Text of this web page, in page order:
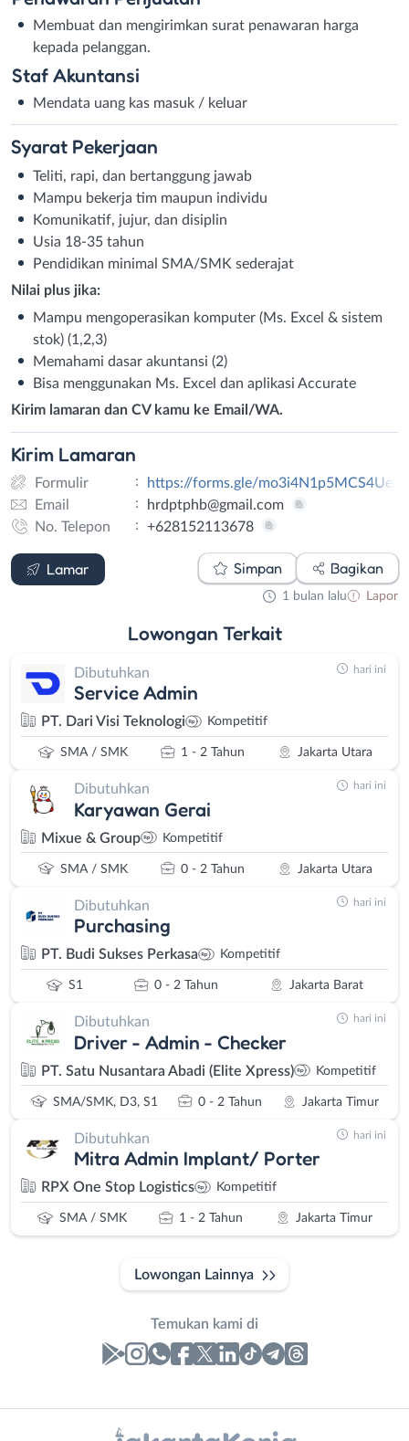
Membuat dan mengirimkan surat penawaran harga
kepada pelanggan.
Staf Akuntansi
Mendata uang kas masuk / keluar
Syarat Pekerjaan
Teliti, rapi, dan bertanggung jawab
Mampu bekerja tim maupun individu
Komunikatif, jujur, dan disiplin
Usia 18-35 tahun
Pendidikan minimal SMA/SMK sederajat
Nilai plus jika:
Mampu mengoperasikan komputer (Ms. Excel & sistem
stok) (1,2,3)
Memahami dasar akuntansi (2)
Bisa menggunakan Ms. Excel dan aplikasi Accurate
Kirim lamaran dan CV kamu ke Email/WA.
Kirim Lamaran
Formulir :
https://forms.gle/mo3i4N1p5MCS4Uep6
Email
:
hrdptphb@gmail.com
No. Telepon
: +628152113678
Lamar
Formulir WhatsApp
Simpan Bagikan
1 bulan lalu Lapor
Lowongan Terkait
Dibutuhkan
Service Admin
PT. Dari Visi Teknologi Kompetitif
SMA / SMK 1 - 2 Tahun Jakarta Utara
hari ini
Dibutuhkan
Karyawan Gerai
Mixue & Group Kompetitif
SMA / SMK 0 - 2 Tahun Jakarta Utara
hari ini
Dibutuhkan
Purchasing
PT. Budi Sukses Perkasa Kompetitif
S1 0 - 2 Tahun Jakarta Barat
hari ini
Dibutuhkan
Driver - Admin - Checker
PT. Satu Nusantara Abadi (Elite Xpress) Kompetitif
SMA/SMK, D3, S1 0 - 2 Tahun Jakarta Timur
hari ini
Dibutuhkan
Mitra Admin Implant/ Porter
RPX One Stop Logistics Kompetitif
SMA / SMK 1 - 2 Tahun Jakarta Timur
hari ini
Lowongan Lainnya
Temukan kami di